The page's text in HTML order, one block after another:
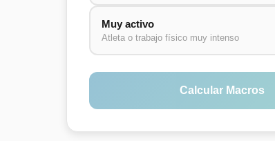
Muy activo
Atleta o trabajo físico muy intenso
Calcular Macros